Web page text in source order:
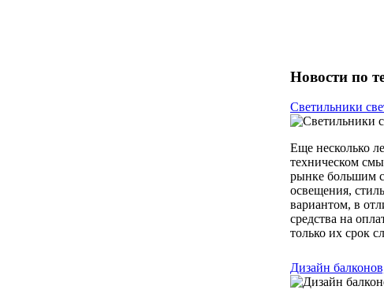
Новости по
Светильники
Еще несколько
техническом
рынке большим
освещения,
вариантом, в
средства на
только их срок
Дизайн